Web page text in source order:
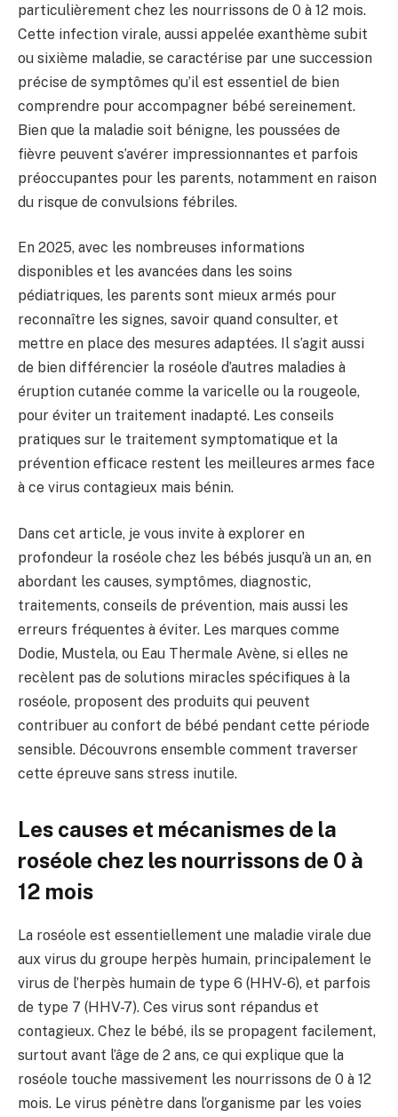
particulièrement chez les nourrissons de 0 à 12 mois.
Cette infection virale, aussi appelée exanthème subit
ou sixième maladie, se caractérise par une succession
précise de symptômes qu’il est essentiel de bien
comprendre pour accompagner bébé sereinement.
Bien que la maladie soit bénigne, les poussées de
fièvre peuvent s’avérer impressionnantes et parfois
préoccupantes pour les parents, notamment en raison
du risque de convulsions fébriles.
En 2025, avec les nombreuses informations
disponibles et les avancées dans les soins
pédiatriques, les parents sont mieux armés pour
reconnaître les signes, savoir quand consulter, et
mettre en place des mesures adaptées. Il s’agit aussi
de bien différencier la roséole d’autres maladies à
éruption cutanée comme la varicelle ou la rougeole,
pour éviter un traitement inadapté. Les conseils
pratiques sur le traitement symptomatique et la
prévention efficace restent les meilleures armes face
à ce virus contagieux mais bénin.
Dans cet article, je vous invite à explorer en
profondeur la roséole chez les bébés jusqu’à un an, en
abordant les causes, symptômes, diagnostic,
traitements, conseils de prévention, mais aussi les
erreurs fréquentes à éviter. Les marques comme
Dodie, Mustela, ou Eau Thermale Avène, si elles ne
recèlent pas de solutions miracles spécifiques à la
roséole, proposent des produits qui peuvent
contribuer au confort de bébé pendant cette période
sensible. Découvrons ensemble comment traverser
cette épreuve sans stress inutile.
Les causes et mécanismes de la
roséole chez les nourrissons de 0 à
12 mois
La roséole est essentiellement une maladie virale due
aux virus du groupe herpès humain, principalement le
virus de l’herpès humain de type 6 (HHV-6), et parfois
de type 7 (HHV-7). Ces virus sont répandus et
contagieux. Chez le bébé, ils se propagent facilement,
surtout avant l’âge de 2 ans, ce qui explique que la
roséole touche massivement les nourrissons de 0 à 12
mois. Le virus pénètre dans l’organisme par les voies